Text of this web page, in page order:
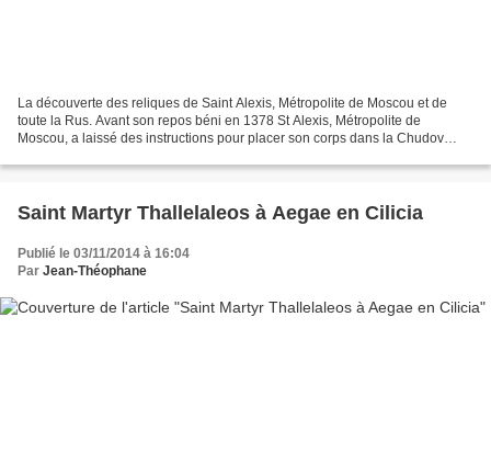
La découverte des reliques de Saint Alexis, Métropolite de Moscou et de
toute la Rus. Avant son repos béni en 1378 St Alexis, Métropolite de
Moscou, a laissé des instructions pour placer son corps dans la Chudov
Saint Martyr Thallelaleos à Aegae en Cilicia
Publié le 03/11/2014 à 16:04
Par Jean-Théophane